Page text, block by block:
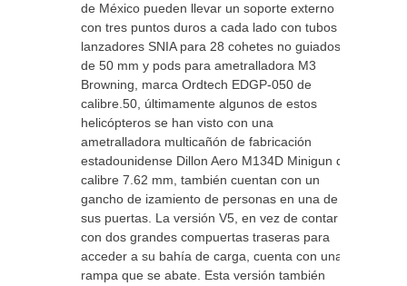
de México pueden llevar un soporte externo
con tres puntos duros a cada lado con tubos
lanzadores SNIA para 28 cohetes no guiados
de 50 mm y pods para ametralladora M3
Browning, marca Ordtech EDGP-050 de
calibre.50, últimamente algunos de estos
helicópteros se han visto con una
ametralladora multicañón de fabricación
estadounidense Dillon Aero M134D Minigun de
calibre 7.62 mm, también cuentan con un
gancho de izamiento de personas en una de
sus puertas. La versión V5, en vez de contar
con dos grandes compuertas traseras para
acceder a su bahía de carga, cuenta con una
rampa que se abate. Esta versión también